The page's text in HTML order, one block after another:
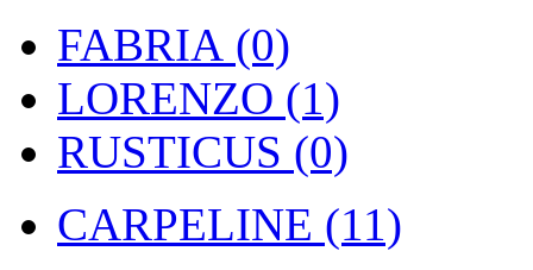
FABRIA (0)
LORENZO (1)
RUSTICUS (0)
CARPELINE (11)